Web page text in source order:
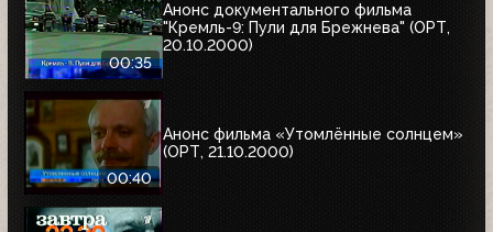
00:35
Анонс документального фильма
"Кремль-9: Пули для Брежнева" (ОРТ,
20.10.2000)
00:40
Анонс фильма «Утомлённые солнцем»
(ОРТ, 21.10.2000)